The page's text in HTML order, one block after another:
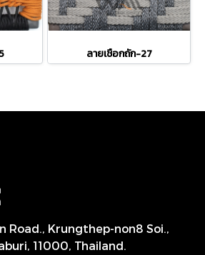
ลายเชือกถัก-27
Road., Krungthep-non8 Soi.,
11000, Thailand.